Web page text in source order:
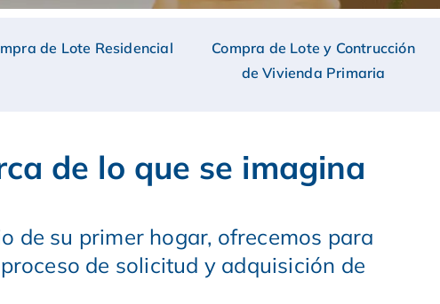
de Lote Residencial
Compra de Lote y Contrucción
de Vivienda Primaria
de lo que se imagina
de su primer hogar, ofrecemos para
de solicitud y adquisición de